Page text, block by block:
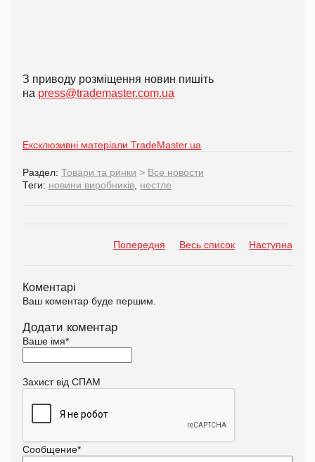
З приводу розміщення новин пишіть
на press@trademaster.com.ua
Ексклюзивні матеріали TradeMaster.ua
Раздел: Товари та ринки > Все новости
Теги: новини виробників нестле
Попередня Весь список Наступна
Коментарі
Ваш коментар буде першим.
Додати коментар
Ваше імя*
Захист від СПАМ
Сообщение*